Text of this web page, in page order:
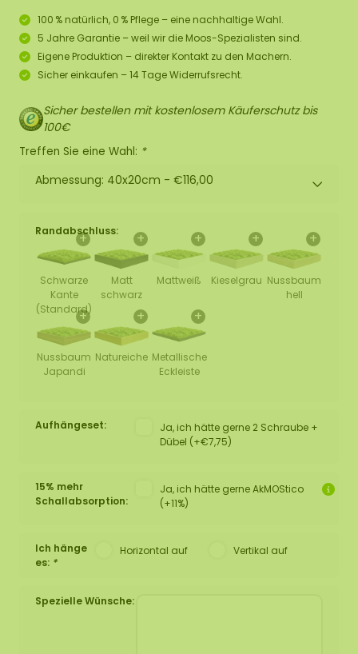
100 % natürlich, 0 % Pflege – eine nachhaltige Wahl.
5 Jahre Garantie – weil wir die Moos-Spezialisten sind.
Eigene Produktion – direkter Kontakt zu den Machern.
Sicher einkaufen – 14 Tage Widerrufsrecht.
Sicher bestellen mit kostenlosem Käuferschutz bis
100€
Treffen Sie eine Wahl: *
Abmessung: 40x20cm - €116,00
Randabschluss:
+
Schwarze
Kante
(Standard)
+
Matt
schwarz
+
Mattweiß
+
Kieselgrau
+
Nussbaum
hell
+
Nussbaum
Japandi
+
Natureiche
+
Metallische
Eckleiste
Aufhängeset:
Ja, ich hätte gerne 2 Schraube +
Dübel (+€7,75)
15% mehr
Schallabsorption:
Ja, ich hätte gerne AkMOStico
(+11%)
Ich hänge
es: *
Horizontal auf Vertikal auf
Spezielle Wünsche: